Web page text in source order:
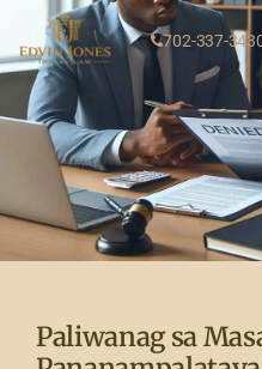
702-337-
Paliwanag sa